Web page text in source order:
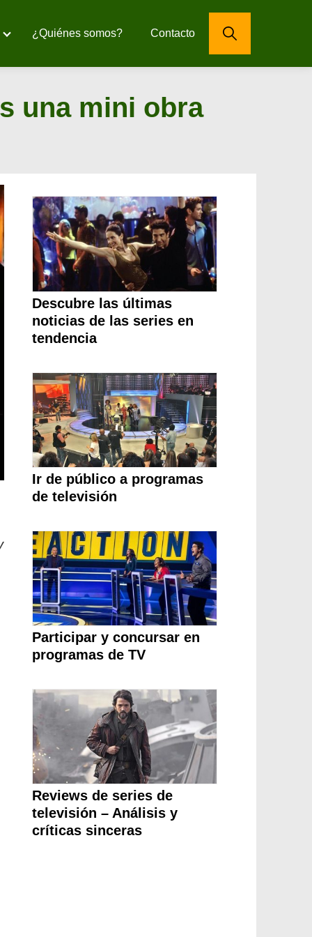
¿Quiénes somos? Contacto
una mini obra
Descubre las últimas
noticias de las series en
tendencia
Ir de público a programas
de televisión
Participar y concursar en
programas de TV
Reviews de series de
televisión – Análisis y
críticas sinceras